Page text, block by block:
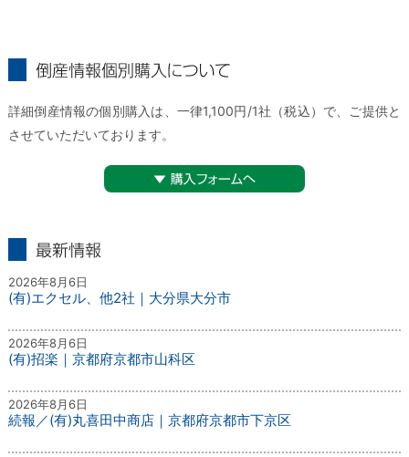
詳細倒産情報の個別購入は、一律1,100円/1社（税込）で、ご提供と
させていただいております。
2026年8月6日
(有)エクセル、他2社｜大分県大分市
2026年8月6日
(有)招楽｜京都府京都市山科区
2026年8月6日
続報／(有)丸喜田中商店｜京都府京都市下京区